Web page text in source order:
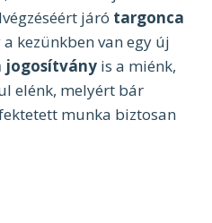
járó targonca
kezünkben van egy új
jogosítvány is a miénk,
elénk, melyért bár
munka biztosan